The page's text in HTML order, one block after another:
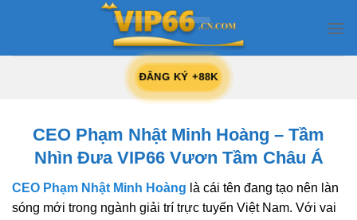
ĐĂNG KÝ +88K
CEO Phạm Nhật Minh Hoàng – Tầm
Nhìn Đưa VIP66 Vươn Tầm Châu Á
CEO Phạm Nhật Minh Hoàng là cái tên đang tạo nên làn
sóng mới trong ngành giải trí trực tuyến Việt Nam. Với vai